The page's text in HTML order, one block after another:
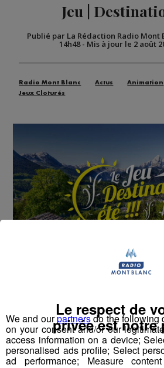
Jeu |
Publié par La Rédaction Radio Mont
14h48- Mis à jour le 2 août
Radio Mont Blanc Actus
Animation
Jeux Cloturés
sorties en famille, avec le grand
Déstination été !
Deux rendez-vous par jour, à
Radio Mont Blanc !
We and ourpartnersdo the following
on your consent and/or our
access information on a device;
personalised ads profile; Select
ad performance; Measure
Le respect de
privée est notre